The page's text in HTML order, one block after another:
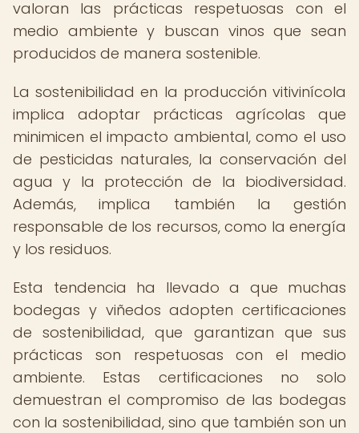
valoran las prácticas respetuosas con el
medio ambiente y buscan vinos que sean
producidos de manera sostenible.
La sostenibilidad en la producción vitivinícola
implica adoptar prácticas agrícolas que
minimicen el impacto ambiental, como el uso
de pesticidas naturales, la conservación del
agua y la protección de la biodiversidad.
Además, implica también la gestión
responsable de los recursos, como la energía
y los residuos.
Esta tendencia ha llevado a que muchas
bodegas y viñedos adopten certificaciones
de sostenibilidad, que garantizan que sus
prácticas son respetuosas con el medio
ambiente. Estas certificaciones no solo
demuestran el compromiso de las bodegas
con la sostenibilidad, sino que también son un